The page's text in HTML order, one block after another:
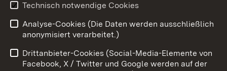
Link zum Landesportal
Technisch notwendige Cookies
Analyse-Cookies (Die Daten werden ausschließlich
anonymisiert verarbeitet.)
Drittanbieter-Cookies (Social-Media-Elemente von
Facebook, X / Twitter und Google werden auf der